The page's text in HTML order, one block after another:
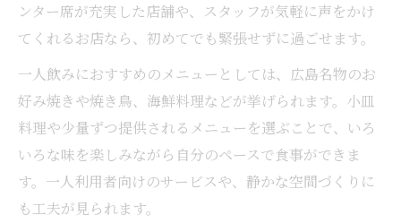
ンター席が充実した店舗や、スタッフが気軽に声をかけ
てくれるお店なら、初めてでも緊張せずに過ごせます。
一人飲みにおすすめのメニューとしては、広島名物のお
好み焼きや焼き鳥、海鮮料理などが挙げられます。小皿
料理や少量ずつ提供されるメニューを選ぶことで、いろ
いろな味を楽しみながら自分のペースで食事ができま
す。一人利用者向けのサービスや、静かな空間づくりに
も工夫が見られます。